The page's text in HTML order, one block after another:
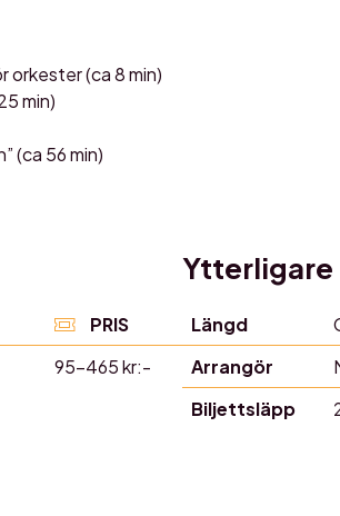
orkester (ca 8 min)
min)
(ca 56 min)
PRIS
95–465 kr:-
Längd
Arrangör
Biljettsläpp